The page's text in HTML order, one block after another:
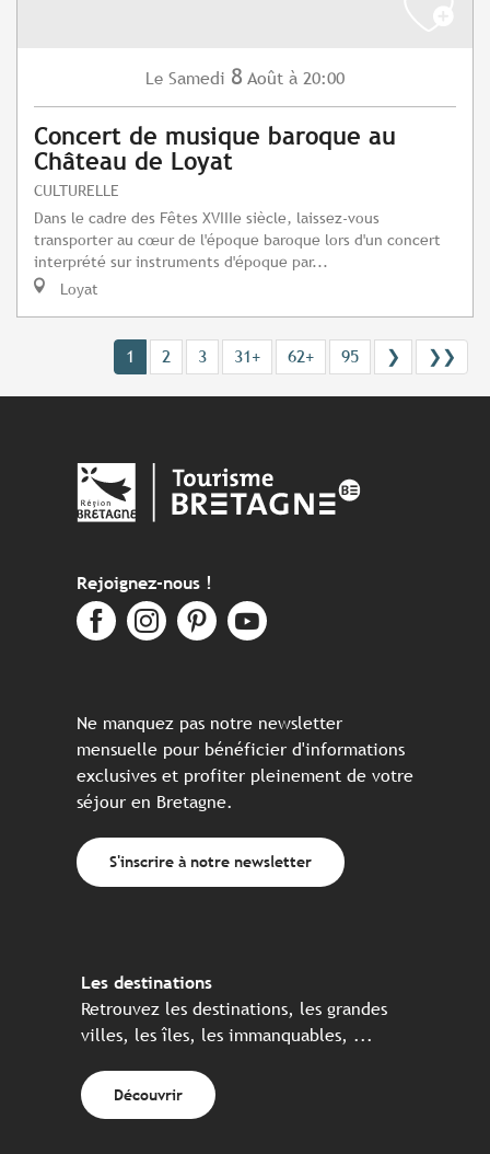
Le Samedi 8 Août à 20:00
Concert de musique baroque au
Château de Loyat
CULTURELLE
Dans le cadre des Fêtes XVIIIe siècle, laissez-vous
transporter au cœur de l'époque baroque lors d'un concert
interprété sur instruments d'époque par...
Loyat
1 2 3 31+ 62+ 95 ❯ ❯❯
Rejoignez-nous !
Ne manquez pas notre newsletter
mensuelle pour bénéficier d'informations
exclusives et profiter pleinement de votre
séjour en Bretagne.
S'inscrire à notre newsletter
Les destinations
Retrouvez les destinations, les grandes
villes, les îles, les immanquables, ...
Découvrir